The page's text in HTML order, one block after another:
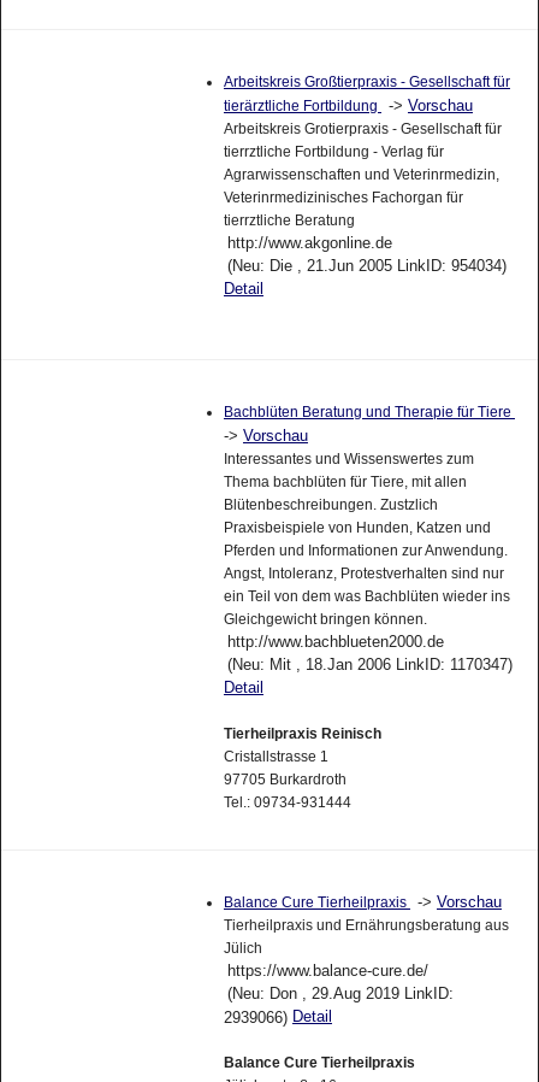
Arbeitskreis Großtierpraxis - Gesellschaft für
tierärztliche Fortbildung
-> Vorschau
Arbeitskreis Grotierpraxis - Gesellschaft für
tierrztliche Fortbildung - Verlag für
Agrarwissenschaften und Veterinrmedizin,
Veterinrmedizinisches Fachorgan für
tierrztliche Beratung
http://www.akgonline.de
(Neu: Die , 21.Jun 2005 LinkID: 954034)
Detail
Bachblüten Beratung und Therapie für Tiere
-> Vorschau
Interessantes und Wissenswertes zum
Thema bachblüten für Tiere, mit allen
Blütenbeschreibungen. Zustzlich
Praxisbeispiele von Hunden, Katzen und
Pferden und Informationen zur Anwendung.
Angst, Intoleranz, Protestverhalten sind nur
ein Teil von dem was Bachblüten wieder ins
Gleichgewicht bringen können.
http://www.bachblueten2000.de
(Neu: Mit , 18.Jan 2006 LinkID: 1170347)
Detail
Tierheilpraxis Reinisch
Cristallstrasse 1
97705 Burkardroth
Tel.: 09734-931444
Balance Cure Tierheilpraxis -> Vorschau
Tierheilpraxis und Ernährungsberatung aus
Jülich
https://www.balance-cure.de/
(Neu: Don , 29.Aug 2019 LinkID:
2939066) Detail
Balance Cure Tierheilpraxis